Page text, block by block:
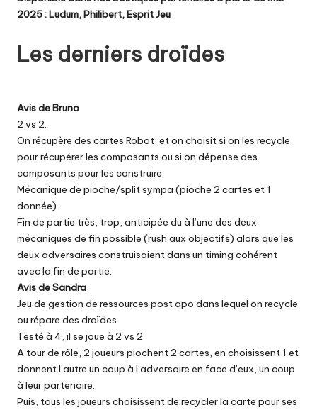
2025 :Ludum,Philibert,Esprit Jeu
Les derniers droïdes
Avis de Bruno
2 vs 2.
On récupère des cartes Robot, et on choisit si on les recycle
pour récupérer les composants ou si on dépense des
composants pour les construire.
Mécanique de pioche/split sympa (pioche 2 cartes et 1
donnée).
Fin de partie très, trop, anticipée du à l’une des deux
mécaniques de fin possible (rush aux objectifs) alors que les
deux adversaires construisaient dans un timing cohérent
avec la fin de partie.
Avis de Sandra
Jeu de gestion de ressources post apo dans lequel on recycle
ou répare des droïdes.
Testé à 4, il se joue à 2 vs 2
A tour de rôle, 2 joueurs piochent 2 cartes, en choisissent 1 et
donnent l’autre un coup à l’adversaire en face d’eux, un coup
à leur partenaire.
Puis, tous les joueurs choisissent de recycler la carte pour ses